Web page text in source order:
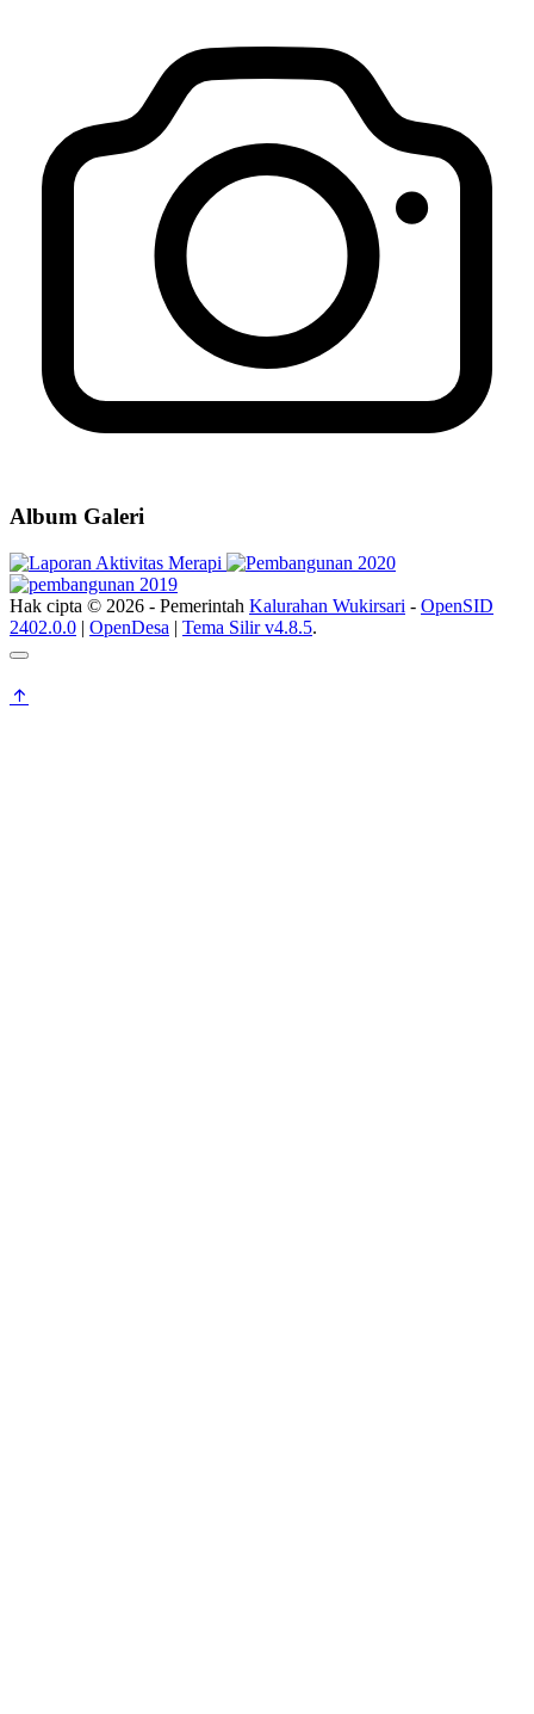
Album Galeri
Hak cipta © 2026 - Pemerintah Kalurahan Wukirsari - OpenSID
2402.0.0 | OpenDesa | Tema Silir v4.8.5.